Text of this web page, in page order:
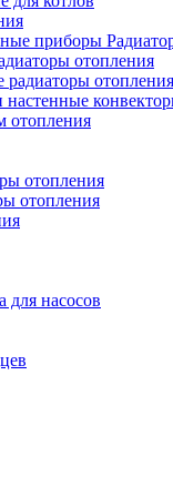
отопления
радиаторы отопления
отопления
отопления
отопления
насосов